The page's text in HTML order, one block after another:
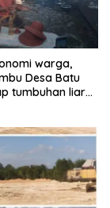
warga,
Desa Batu
tumbuhan liar